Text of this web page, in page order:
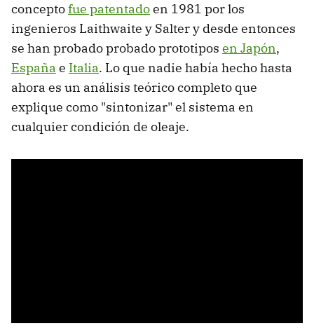
conceptofue patentadoen 1981 por los
ingenieros Laithwaite y Salter y desde entonces
se han probado probado prototipos en Japón,
España e Italia. Lo que nadie había hecho hasta
ahora es un análisis teórico completo que
explique como "sintonizar" el sistema en
cualquier condición de oleaje.